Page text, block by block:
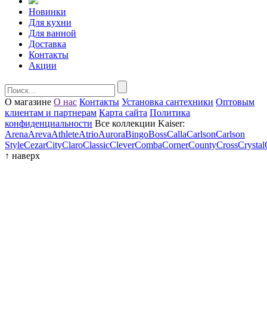
Новинки
Для кухни
Для ванной
Доставка
Контакты
Акции
О магазине О нас Контакты Установка сантехники Оптовым
клиентам и партнерам Карта сайта Политика
конфиденциальности Все коллекции Kaiser:
ArenaArevaAthleteAtrioAuroraBingoBossCallaCarlsonCarlson
StyleCezarCityClaroClassicCleverCombaCornerCountyCrossCrystal
↑ наверх